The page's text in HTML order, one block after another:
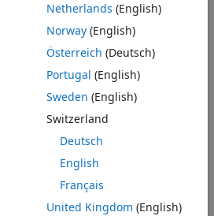
。
MATLAB Production Server
户端日志记录很有用。
的编组方式。
Netherlands (English)
Norway(English)
Österreich (Deutsch)
Portugal (English)
Sweden (English)
Switzerland
Deutsch
English
Français
United Kingdom (English)